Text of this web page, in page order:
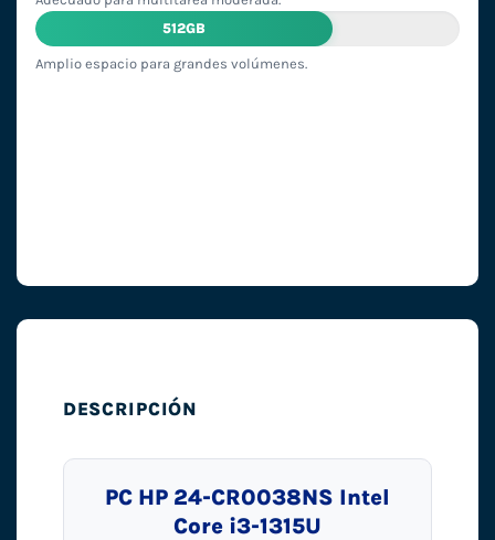
512GB
Amplio espacio para grandes volúmenes.
DESCRIPCIÓN
PC HP 24-CR0038NS Intel
Core i3-1315U